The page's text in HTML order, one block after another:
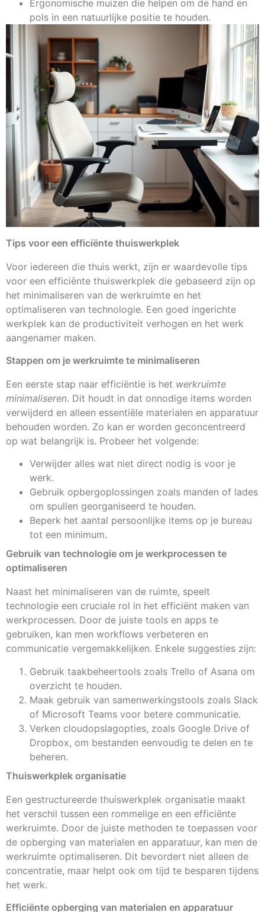
Ergonomische muizen die helpen om de hand en
pols in een natuurlijke positie te houden.
Tips voor een efficiënte thuiswerkplek
Voor iedereen die thuis werkt, zijn er waardevolle tips
voor een efficiënte thuiswerkplek die gebaseerd zijn op
het minimaliseren van de werkruimte en het
optimaliseren van technologie. Een goed ingerichte
werkplek kan de productiviteit verhogen en het werk
aangenamer maken.
Stappen om je werkruimte te minimaliseren
Een eerste stap naar efficiëntie is het werkruimte
minimaliseren. Dit houdt in dat onnodige items worden
verwijderd en alleen essentiële materialen en apparatuur
behouden worden. Zo kan er worden geconcentreerd
op wat belangrijk is. Probeer het volgende:
Verwijder alles wat niet direct nodig is voor je
werk.
Gebruik opbergoplossingen zoals manden of lades
om spullen georganiseerd te houden.
Beperk het aantal persoonlijke items op je bureau
tot een minimum.
Gebruik van technologie om je werkprocessen te
optimaliseren
Naast het minimaliseren van de ruimte, speelt
technologie een cruciale rol in het efficiënt maken van
werkprocessen. Door de juiste tools en apps te
gebruiken, kan men workflows verbeteren en
communicatie vergemakkelijken. Enkele suggesties zijn:
Gebruik taakbeheertools zoals Trello of Asana om
overzicht te houden.
Maak gebruik van samenwerkingstools zoals Slack
of Microsoft Teams voor betere communicatie.
Verken cloudopslagopties, zoals Google Drive of
Dropbox, om bestanden eenvoudig te delen en te
beheren.
Thuiswerkplek organisatie
Een gestructureerde thuiswerkplek organisatie maakt
het verschil tussen een rommelige en een efficiënte
werkruimte. Door de juiste methoden te toepassen voor
de opberging van materialen en apparatuur, kan men de
werkruimte optimaliseren. Dit bevordert niet alleen de
concentratie, maar helpt ook om tijd te besparen tijdens
het werk.
Efficiënte opberging van materialen en apparatuur